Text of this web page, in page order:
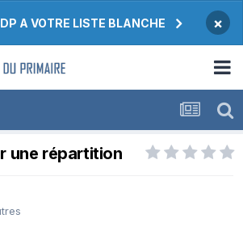
A VOTRE LISTE BLANCHE ×
une répartition